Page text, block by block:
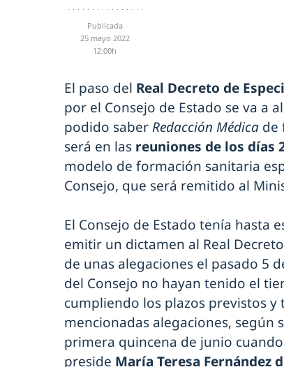
Publicada
25 mayo 2022
12:00h
El paso del Real Decreto de
por el Consejo de Estado se va a
podido saberRedacción Médica de
será en las reuniones de los días
modelo de formación sanitaria
Consejo, que será remitido al
El Consejo de Estado tenía hasta
emitir un dictamen al Real
de unas alegaciones el pasado 5
del Consejo no hayan tenido el
cumpliendo los plazos previstos
mencionadas alegaciones, según
primera quincena de junio
preside María Teresa Fernández